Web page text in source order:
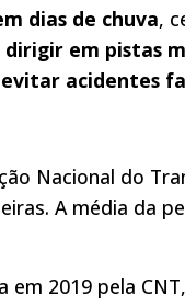
dias de chuva,
dirigir em pistas
evitar acidentes
Nacional do
A média da
em 2019 pela